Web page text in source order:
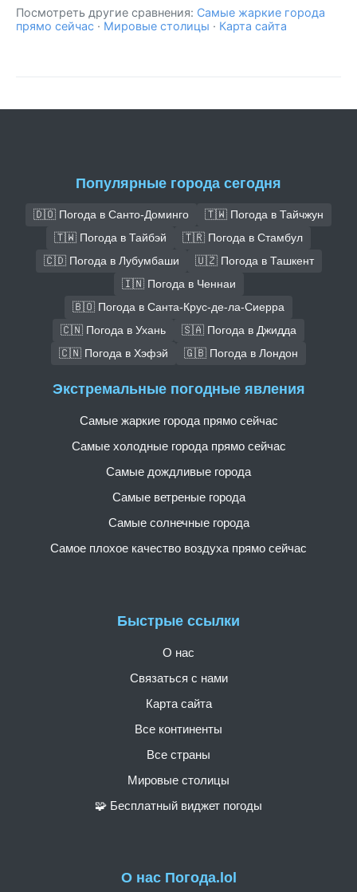
Посмотреть другие сравнения: Самые жаркие города
прямо сейчас · Мировые столицы · Карта сайта
Популярные города сегодня
🇩🇴 Погода в Санто-Доминго
🇹🇼 Погода в Тайчжун
🇹🇼 Погода в Тайбэй
🇹🇷 Погода в Стамбул
🇨🇩 Погода в Лубумбаши
🇺🇿 Погода в Ташкент
🇮🇳 Погода в Ченнаи
🇧🇴 Погода в Санта-Крус-де-ла-Сиерра
🇨🇳 Погода в Ухань
🇸🇦 Погода в Джидда
🇨🇳 Погода в Хэфэй
🇬🇧 Погода в Лондон
О нас Погода.lol
Быстрые ссылки
О нас
Связаться с нами
Карта сайта
Все континенты
Все страны
Мировые столицы
🧩 Бесплатный виджет погоды
Экстремальные погодные явления
Самые жаркие города прямо сейчас
Самые холодные города прямо сейчас
Самые дождливые города
Самые ветреные города
Самые солнечные города
Самое плохое качество воздуха прямо сейчас